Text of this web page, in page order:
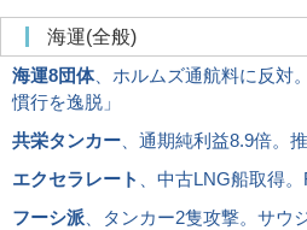
海運(全般)
海運8団体、ホルムズ通航料に反対
慣行を逸脱」
共栄タンカー 、通期純利益8.9倍
エクセラレート
、中古LNG船取得
フーシ派 、タンカー2隻攻撃。サ